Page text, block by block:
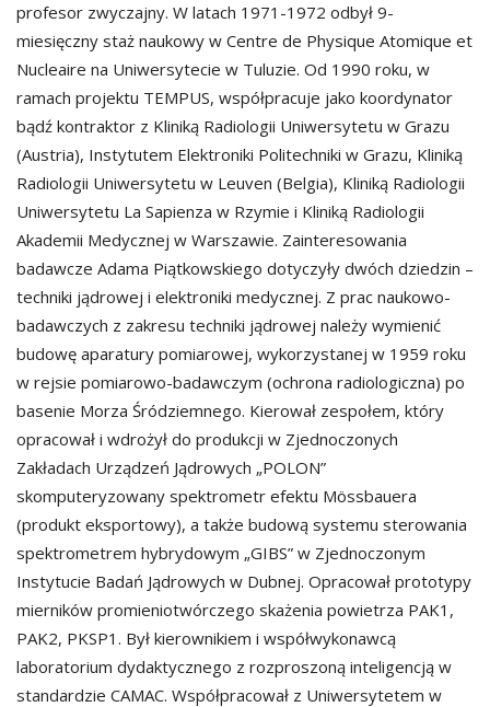
profesor zwyczajny. W latach 1971-1972 odbył 9-
miesięczny staż naukowy w Centre de Physique Atomique et
Nucleaire na Uniwersytecie w Tuluzie. Od 1990 roku, w
ramach projektu TEMPUS, współpracuje jako koordynator
bądź kontraktor z Kliniką Radiologii Uniwersytetu w Grazu
(Austria), Instytutem Elektroniki Politechniki w Grazu, Kliniką
Radiologii Uniwersytetu w Leuven (Belgia), Kliniką Radiologii
Uniwersytetu La Sapienza w Rzymie i Kliniką Radiologii
Akademii Medycznej w Warszawie. Zainteresowania
badawcze Adama Piątkowskiego dotyczyły dwóch dziedzin –
techniki jądrowej i elektroniki medycznej. Z prac naukowo-
badawczych z zakresu techniki jądrowej należy wymienić
budowę aparatury pomiarowej, wykorzystanej w 1959 roku
w rejsie pomiarowo-badawczym (ochrona radiologiczna) po
basenie Morza Śródziemnego. Kierował zespołem, który
opracował i wdrożył do produkcji w Zjednoczonych
Zakładach Urządzeń Jądrowych „POLON”
skomputeryzowany spektrometr efektu Mössbauera
(produkt eksportowy), a także budową systemu sterowania
spektrometrem hybrydowym „GIBS” w Zjednoczonym
Instytucie Badań Jądrowych w Dubnej. Opracował prototypy
mierników promieniotwórczego skażenia powietrza PAK1,
PAK2, PKSP1. Był kierownikiem i współwykonawcą
laboratorium dydaktycznego z rozproszoną inteligencją w
standardzie CAMAC. Współpracował z Uniwersytetem w